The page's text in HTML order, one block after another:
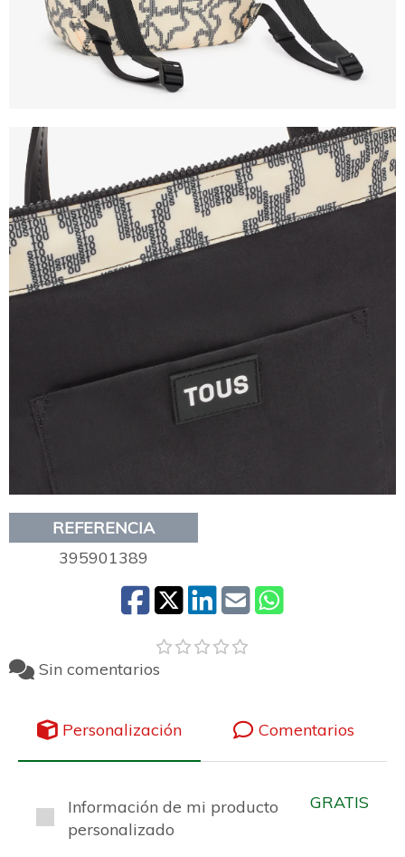
REFERENCIA
395901389
Sin comentarios
Personalización Comentarios
Información de mi producto
personalizado
GRATIS